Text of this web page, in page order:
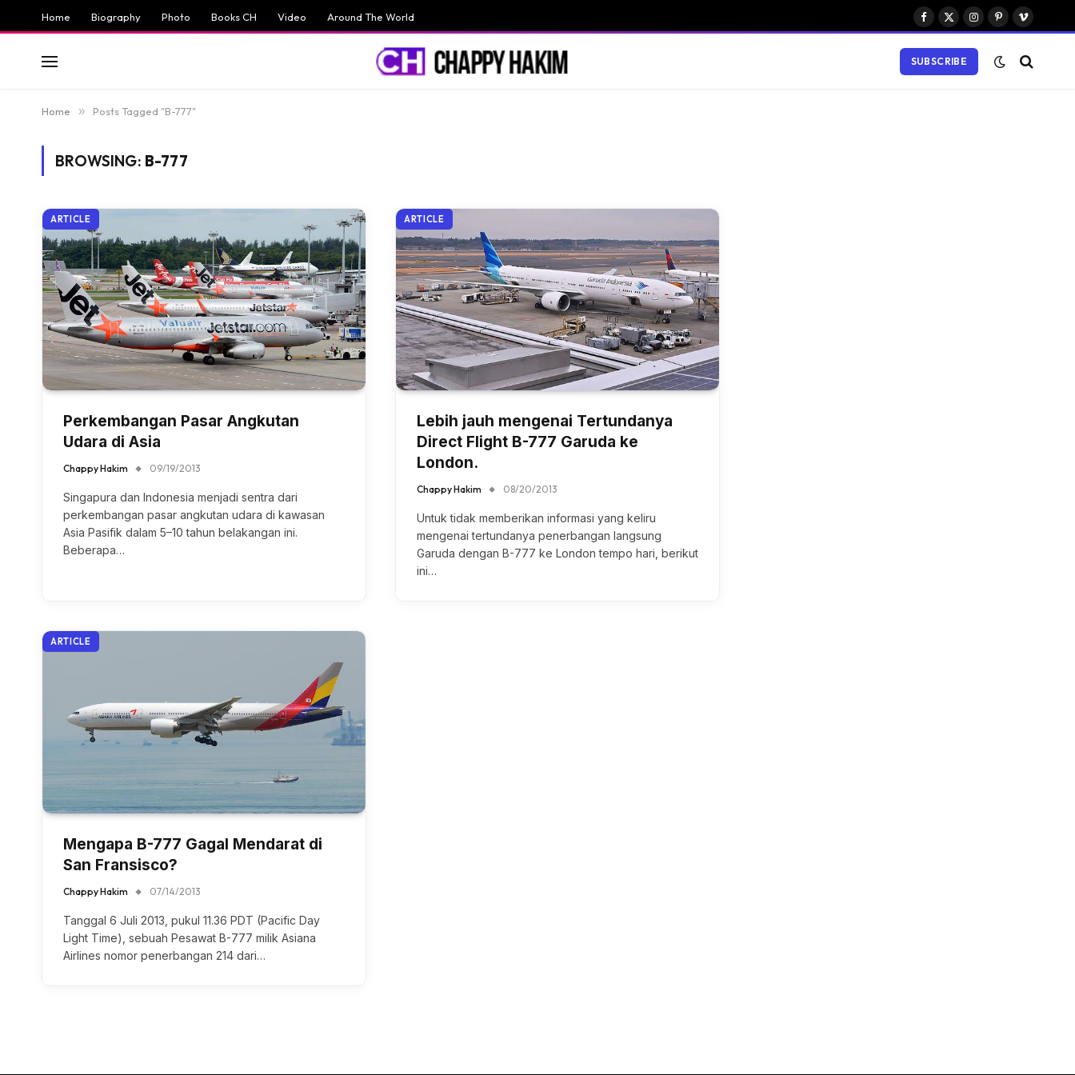
Home Biography Photo Books CH Video Around The World
Facebook
X
Instagram
PinterestVimeo
SUBSCRIBE
Home » Posts Tagged "B-777"
BROWSING: B-777
ARTICLE
Perkembangan Pasar Angkutan
Udara di Asia
Chappy Hakim 09/19/2013
Singapura dan Indonesia menjadi sentra dari
perkembangan pasar angkutan udara di kawasan
Asia Pasifik dalam 5–10 tahun belakangan ini.
Beberapa…
ARTICLE
Lebih jauh mengenai Tertundanya
Direct Flight B-777 Garuda ke
London.
Chappy Hakim 08/20/2013
Untuk tidak memberikan informasi yang keliru
mengenai tertundanya penerbangan langsung
Garuda dengan B-777 ke London tempo hari, berikut
ini…
ARTICLE
Mengapa B-777 Gagal Mendarat di
San Fransisco?
Chappy Hakim 07/14/2013
Tanggal 6 Juli 2013, pukul 11.36 PDT (Pacific Day
Light Time), sebuah Pesawat B-777 milik Asiana
Airlines nomor penerbangan 214 dari…